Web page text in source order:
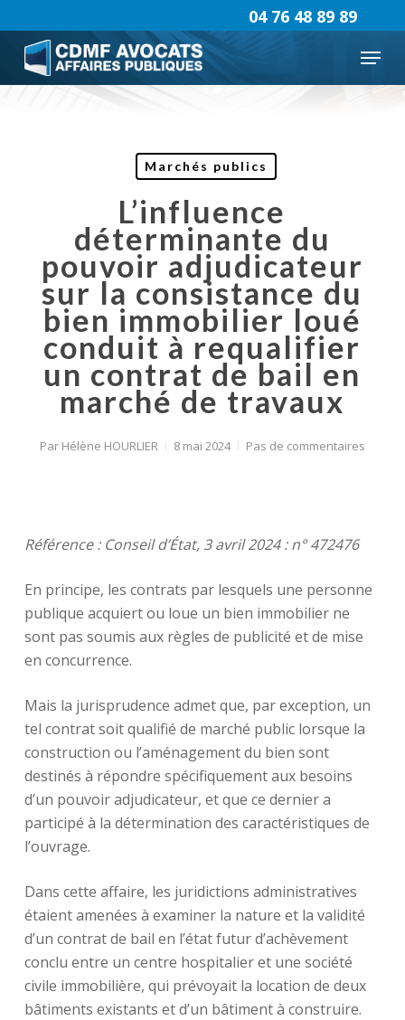
to
main
content
Menu
04 76 48 89 89
Marchés publics
L’influence
déterminante du
pouvoir adjudicateur
sur la consistance du
bien immobilier loué
conduit à requalifier
un contrat de bail en
marché de travaux
ParHélène HOURLIER 8 mai 2024 Pas de commentaires
Référence : Conseil d’État, 3 avril 2024 : n° 472476
En principe, les contrats par lesquels une personne
publique acquiert ou loue un bien immobilier ne
sont pas soumis aux règles de publicité et de mise
en concurrence.
Mais la jurisprudence admet que, par exception, un
tel contrat soit qualifié de marché public lorsque la
construction ou l’aménagement du bien sont
destinés à répondre spécifiquement aux besoins
d’un pouvoir adjudicateur, et que ce dernier a
participé à la détermination des caractéristiques de
l’ouvrage.
Dans cette affaire, les juridictions administratives
étaient amenées à examiner la nature et la validité
d’un contrat de bail en l’état futur d’achèvement
conclu entre un centre hospitalier et une société
civile immobilière, qui prévoyait la location de deux
bâtiments existants et d’un bâtiment à construire.